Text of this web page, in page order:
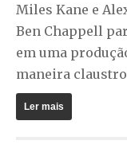
Miles Kane e
Ben Chappell
em uma
maneira
Ler mais